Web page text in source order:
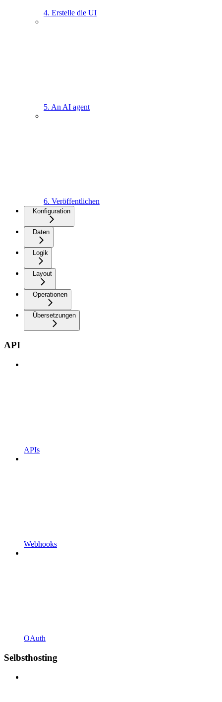
4. Erstelle die UI
5. An AI agent
6. Veröffentlichen
Konfiguration
Daten
Logik
Layout
Operationen
Übersetzungen
API
APIs
Webhooks
OAuth
Selbsthosting